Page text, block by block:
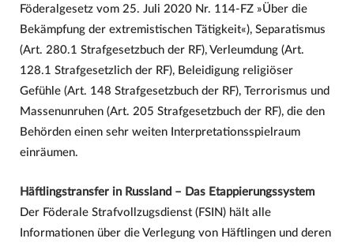
Föderalgesetz vom 25. Juli 2020 Nr. 114-FZ »Über die
Bekämpfung der extremistischen Tätigkeit«), Separatismus
(Art. 280.1 Strafgesetzbuch der RF), Verleumdung (Art.
128.1 Strafgesetzlich der RF), Beleidigung religiöser
Gefühle (Art. 148 Strafgesetzbuch der RF), Terrorismus und
Massenunruhen (Art. 205 Strafgesetzbuch der RF), die den
Behörden einen sehr weiten Interpretationsspielraum
einräumen.
Häftlingstransfer in Russland – Das Etappierungssystem
Der Föderale Strafvollzugsdienst (FSIN) hält alle
Informationen über die Verlegung von Häftlingen und deren